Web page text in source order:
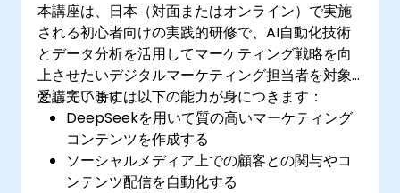
本講座は、日本（対面またはオンライン）で実施
される初心者向けの実践的研修で、AI自動化技術
とデータ分析を活用してマーケティング戦略を向
上させたいデジタルマーケティング担当者を対象
としています。
受講完了時には以下の能力が身につきます：
DeepSeekを用いて質の高いマーケティング
コンテンツを作成する
ソーシャルメディア上での顧客との関与やコ
ンテンツ配信を自動化する